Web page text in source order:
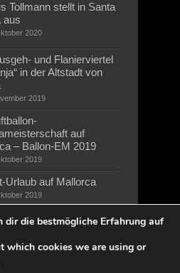
Tollmann stellt in Santa
aus
2020
und Flanierviertel
in der Altstadt von
2019
auf
– Ballon-EM 2019
2019
Urlaub auf Mallorca
2019
dir die bestmögliche Erfahrung auf
which cookies we are using or